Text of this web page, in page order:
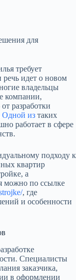
для
требует
речь идет о новом
владельцы
компании,
разработки
Одной из таких
работает в сфере
подходу к
квартир
а
можно по ссылке
, где
и особенности
Специалисты
заказчика,
в оформлении